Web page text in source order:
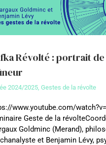
Révolté : portrait de
2024/2025, Gestes de la révolte
www.youtube.com/
Geste de la
Goldminc (Merand),
et Benjamin Lévy,